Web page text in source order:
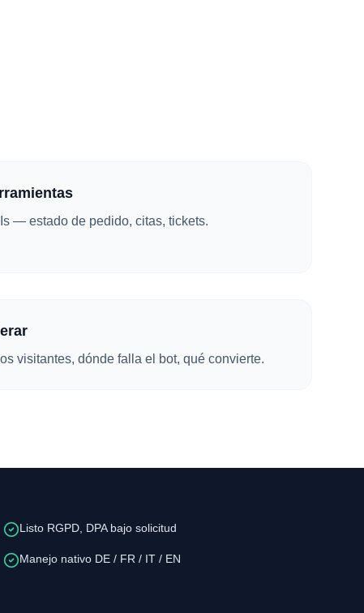
— estado de pedido, citas, tickets.
visitantes, dónde falla el bot, qué convierte.
Listo RGPD, DPA bajo solicitud
Manejo nativo DE / FR / IT / EN